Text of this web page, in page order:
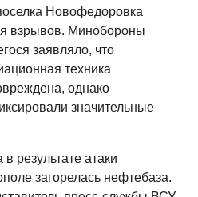
Новофедоровка
взрывов. Минобороны
заявляло, что
техника
однако
значительные
результате атаки
загорелась нефтебаза.